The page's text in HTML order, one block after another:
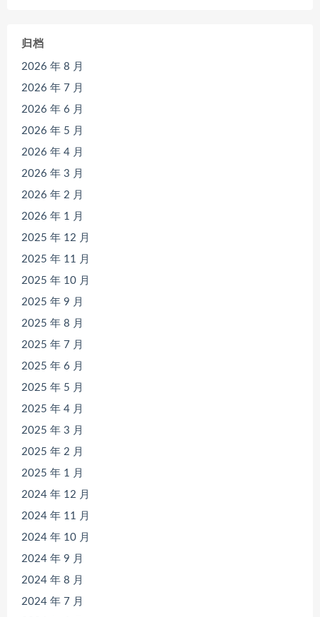
归档
2026 年 8 月
2026 年 7 月
2026 年 6 月
2026 年 5 月
2026 年 4 月
2026 年 3 月
2026 年 2 月
2026 年 1 月
2025 年 12 月
2025 年 11 月
2025 年 10 月
2025 年 9 月
2025 年 8 月
2025 年 7 月
2025 年 6 月
2025 年 5 月
2025 年 4 月
2025 年 3 月
2025 年 2 月
2025 年 1 月
2024 年 12 月
2024 年 11 月
2024 年 10 月
2024 年 9 月
2024 年 8 月
2024 年 7 月